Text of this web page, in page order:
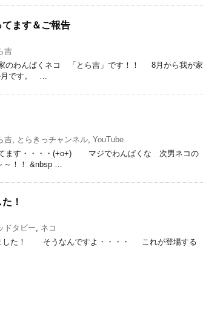
ます＆ご報告
吉
のわんぱくネコ 「とら吉」です！！ 8月から我が家
月です。 …
吉, とらきっチャンネル, YouTube
てます・・・・(+o+) マジでわんぱくな 次男ネコの
～！！ &nbsp …
！
ドタビー, ネコ
した！ そうなんですよ・・・・ これが登場する